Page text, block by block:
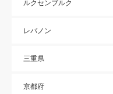
ルクセンブルク
レバノン
三重県
京都府